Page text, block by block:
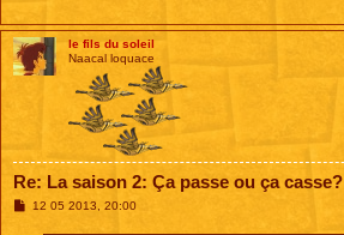
le fils du soleil
Naacal loquace
Re: La saison 2: Ça passe ou ça casse?
M12 05 2013, 20:00